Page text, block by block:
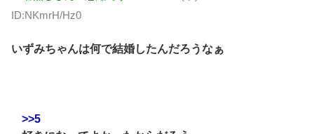
ID:NKmrH/Hz0
いずみちゃんは何で結婚したんだろうなぁ
>>5